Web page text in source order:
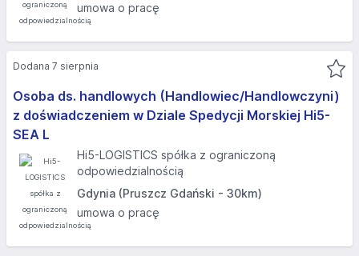
umowa o pracę
Osoba ds. handlowych (Handlowiec/Handlowczyni)
z doświadczeniem w Dziale Spedycji Morskiej Hi5-
SEA L
Hi5-LOGISTICS spółka z ograniczoną
odpowiedzialnością
Gdynia (Pruszcz Gdański - 30km)
umowa o pracę
Dodana 7 sierpnia